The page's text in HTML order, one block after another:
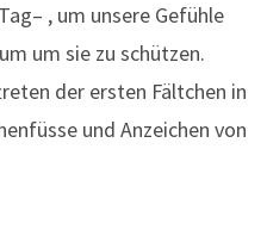
, um unsere Gefühle
um sie zu schützen.
der ersten Fältchen in
und Anzeichen von